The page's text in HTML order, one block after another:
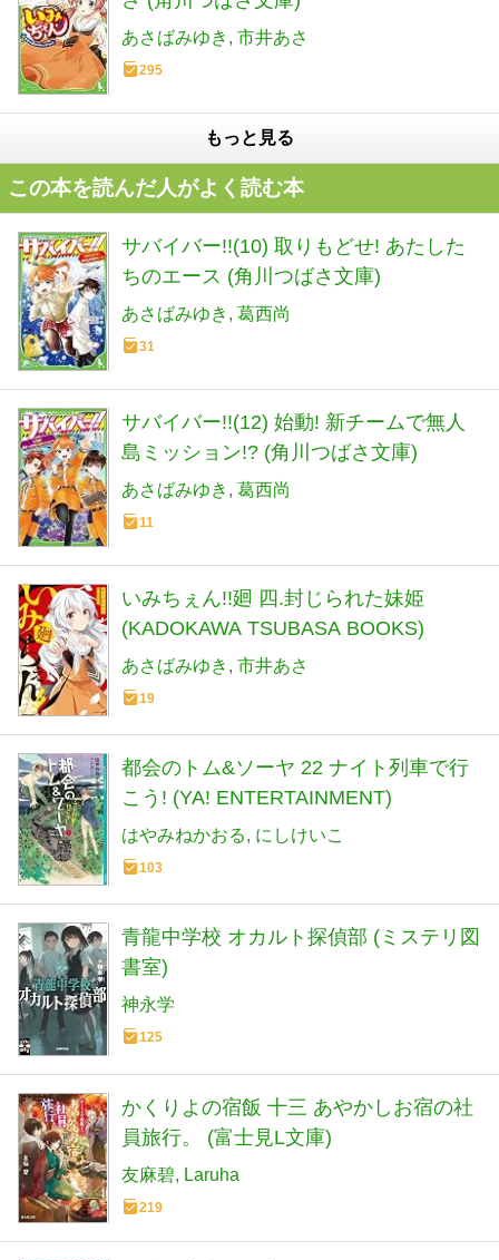
あさばみゆき 市井あさ
295
もっと見る
この本を読んだ人がよく読む本
サバイバー!!(10) 取りもどせ! あたした
ちのエース (角川つばさ文庫)
あさばみゆき 葛西尚
31
サバイバー!!(12) 始動! 新チームで無人
島ミッション!? (角川つばさ文庫)
あさばみゆき 葛西尚
11
いみちぇん!!廻 四.封じられた妹姫
(KADOKAWA TSUBASA BOOKS)
あさばみゆき 市井あさ
19
都会のトム&ソーヤ 22 ナイト列車で行
こう! (YA! ENTERTAINMENT)
はやみねかおる にしけいこ
103
青龍中学校 オカルト探偵部 (ミステリ図
書室)
神永学
125
かくりよの宿飯 十三 あやかしお宿の社
員旅行。 (富士見L文庫)
友麻碧 Laruha
219